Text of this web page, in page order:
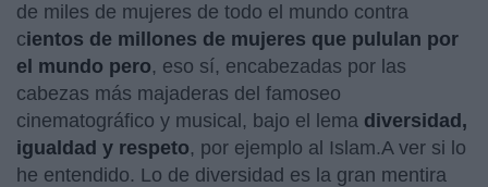
de miles de mujeres de todo el mundo contra
cientos de millones de mujeres que pululan por
el mundo pero, eso sí, encabezadas por las
cabezas más majaderas del famoseo
cinematográfico y musical, bajo el lema diversidad,
igualdad y respeto, por ejemplo al Islam.A ver si lo
he entendido. Lo de diversidad es la gran mentira